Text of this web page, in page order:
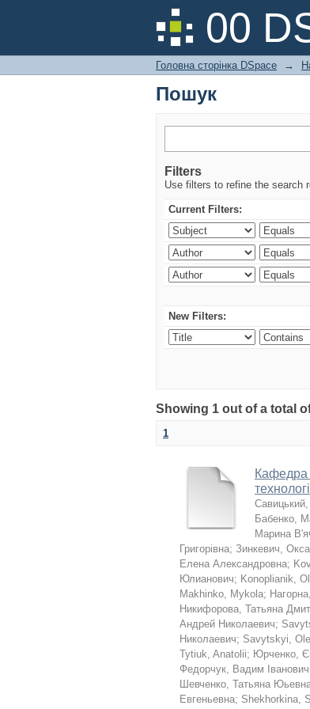
00
Пошук
Головна сторінка DSpace →
Пошук
Filters
Use filters to refine the search
Current Filters:
New Filters:
Showing 1 out of a total
1
Кафедра
Бабенко,
Марина
Григорівна; Зинкевич,
Елена Александровна;
Юлианович; Konoplianik,
Makhinko, Mykola;
Никифорова, Татьяна
Андрей Николаевич;
Николаевич; Savytskyi,
Tytiuk, Anatolii; Юрченко,
Федорчук, Вадим Іванович
Шевченко, Татьяна
Евгеньевна; Shekhorkina,